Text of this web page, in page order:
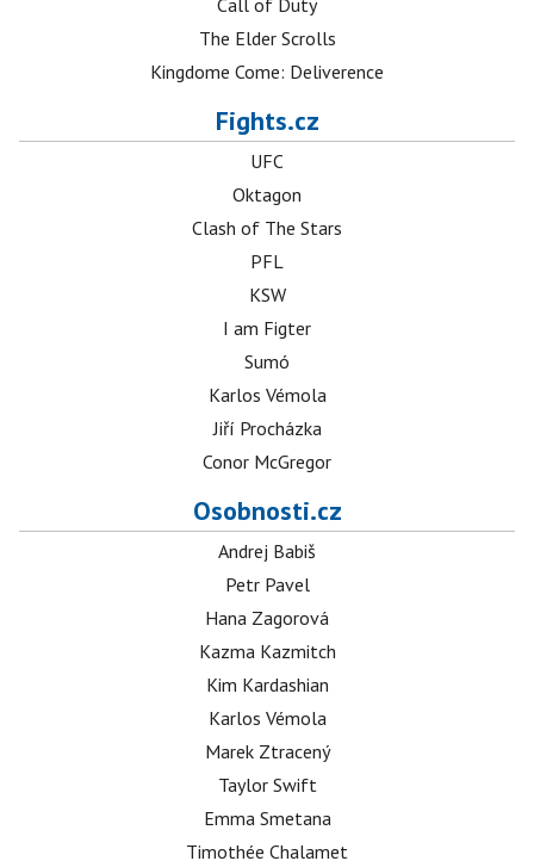
Call of Duty
The Elder Scrolls
Kingdome Come: Deliverence
Fights.cz
UFC
Oktagon
Clash of The Stars
PFL
KSW
I am Figter
Sumó
Karlos Vémola
Jiří Procházka
Conor McGregor
Osobnosti.cz
Andrej Babiš
Petr Pavel
Hana Zagorová
Kazma Kazmitch
Kim Kardashian
Karlos Vémola
Marek Ztracený
Taylor Swift
Emma Smetana
Timothée Chalamet